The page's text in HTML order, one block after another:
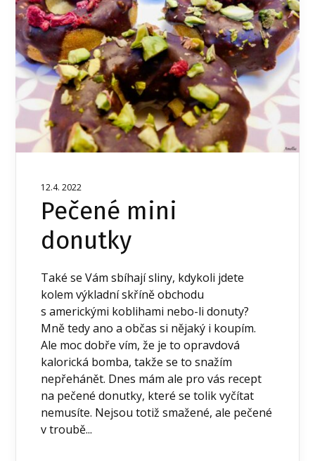
12.4. 2022
Pečené mini
donutky
Také se Vám sbíhají sliny, kdykoli jdete
kolem výkladní skříně obchodu
s americkými koblihami nebo-li donuty?
Mně tedy ano a občas si nějaký i koupím.
Ale moc dobře vím, že je to opravdová
kalorická bomba, takže se to snažím
nepřehánět. Dnes mám ale pro vás recept
na pečené donutky, které se tolik vyčítat
nemusíte. Nejsou totiž smažené, ale pečené
v troubě...